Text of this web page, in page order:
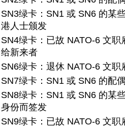
SN3绿卡： SN1 或 SN6 的某
港人士颁发
SN4绿卡： 已故 NATO-6 文职
给新来者
SN6绿卡： 退休 NATO-6 文职
SN7绿卡： SN1 或 SN6 的配
SN8绿卡： SN1 或 SN6 的某
身份而签发
SN9绿卡： 已故 NATO-6 文职